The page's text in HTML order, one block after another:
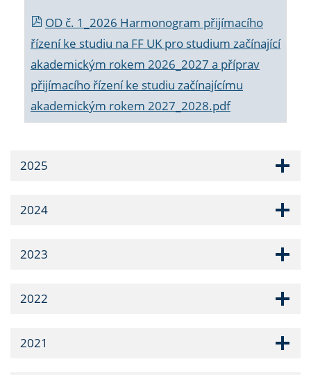
OD č. 1_2026 Harmonogram přijímacího
řízení ke studiu na FF UK pro studium začínající
akademickým rokem 2026_2027 a příprav
přijímacího řízení ke studiu začínajícímu
akademickým rokem 2027_2028.pdf
2025
2024
2023
2022
2021